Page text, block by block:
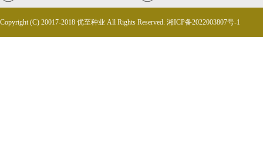
Copyright (C) 20017-2018 优至种业 All Rights Reserved. 湘ICP备2022003807号-1